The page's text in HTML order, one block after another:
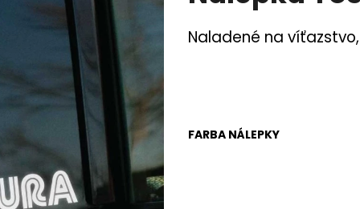
Naladené na
FARBA NÁLEPKY
Odporúčame